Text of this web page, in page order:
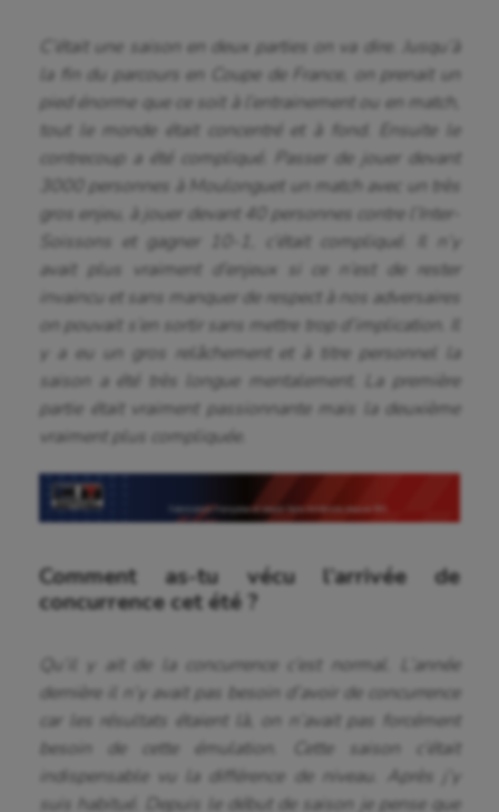
C’était une saison en deux parties on va dire. Jusqu’à
la fin du parcours en Coupe de France, on prenait un
pied énorme que ce soit à l’entrainement ou en match,
tout le monde était concentré et à fond. Ensuite le
contrecoup a été compliqué. Passer de jouer devant
3000 personnes à Moulonguet un match avec un très
gros enjeu, à jouer devant 40 personnes contre l’Inter-
Soissons et gagner 10-1, c’était compliqué. Il n’y
avait plus vraiment d’enjeux si ce n’est de rester
invaincu et sans manquer de respect à nos adversaires
on pouvait s’en sortir sans mettre trop d’implication. Il
y a eu un gros relâchement et à titre personnel la
saison a été très longue mentalement. La première
partie était vraiment passionnante mais la deuxième
vraiment plus compliquée.
Comment as-tu vécu l’arrivée de
concurrence cet été ?
Qu’il y ait de la concurrence c’est normal. L’année
dernière il n’y avait pas besoin d’avoir de concurrence
car les résultats étaient là, on n’avait pas forcément
besoin de cette émulation. Cette saison c’était
indispensable vu la différence de niveau. Après j’y
suis habitué. Depuis le début de saison je pense que